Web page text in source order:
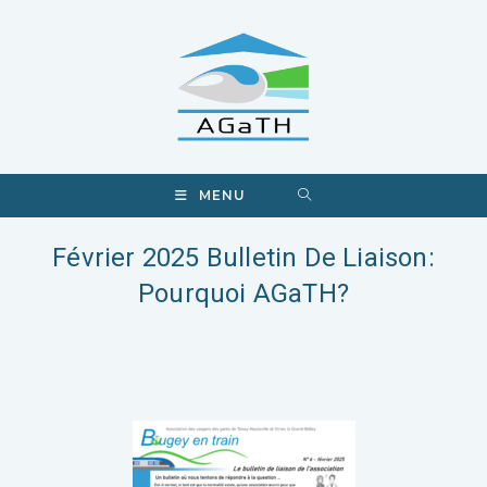
MENU
Février 2025 Bulletin De Liaison:
Pourquoi AGaTH?